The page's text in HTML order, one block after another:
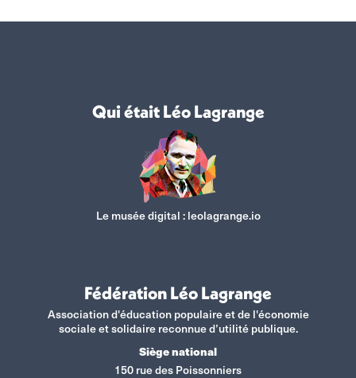
Qui était Léo Lagrange
Le musée digital : leolagrange.io
Fédération Léo Lagrange
Association d'éducation populaire et de l'économie
sociale et solidaire reconnue d’utilité publique.
Siège national
150 rue des Poissonniers